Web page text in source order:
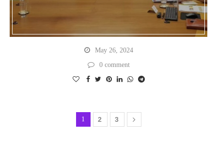
May 26, 2024
0 comment
1 2 3